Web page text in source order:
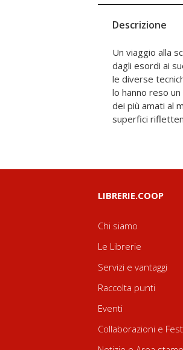
Descrizione
Un viaggio alla
dagli esordi ai
le diverse
lo hanno reso
dei più amati al
superfici
tantissimi
permetteranno
lavoro e la
impossibili e
LIBRERIE.COOP
Chi siamo
Le Librerie
Servizi e vantaggi
Raccolta punti
Eventi
Collaborazioni e